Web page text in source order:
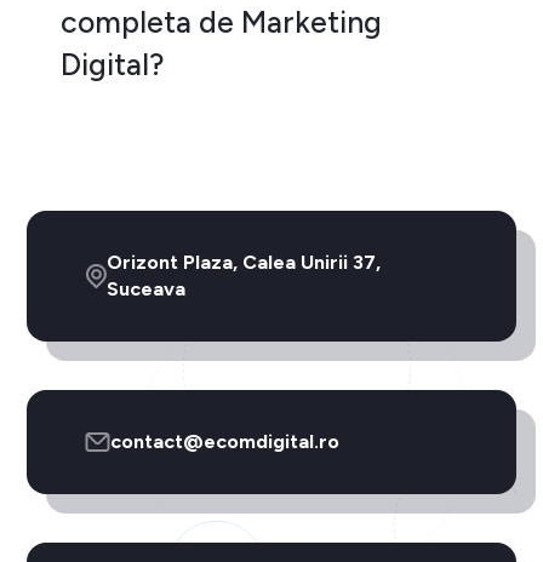
completa de Marketing
Digital?
Orizont Plaza, Calea Unirii 37,
Suceava
contact@ecomdigital.ro